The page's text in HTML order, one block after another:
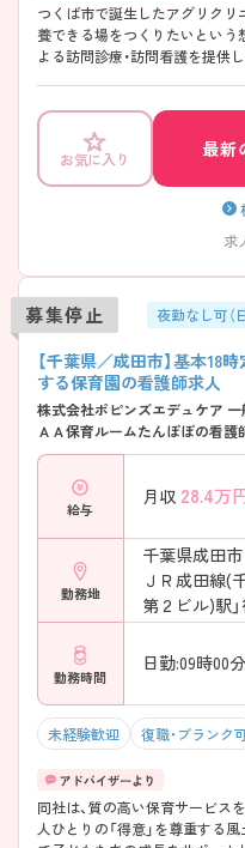
つくば市で誕生したアグリクリ
養できる場をつくりたいという
よる訪問診療・訪問看護を提供
に合った勤務形態が相談可能で
やゆくゆく家庭との両立をお考えの方も安
りますが、得意・不得意や看護
可能です。また病棟や施設、訪
ッフのほとんどが訪問未経験の
め、未経験でも安心して働ける
理解のある方や周りのスタッ
ています。業務が未経験につい
に教えて頂けます。また、一緒
ております。 ご興味ある方には、面接対策ポイントなど、さらに詳細をお
話しいたしますのでお気軽にご
お気に入り 最新
求
募集停止 夜勤なし可（
【千葉県／成田市】基本18
する保育園の看護師求人
株式会社ポピンズエデュケア
ＡＡ保育ルームたんぽぽの看護
給与
月収 28.4万
勤務地
千葉県成田市
ＪＲ成田線(
第２ビル)駅
勤務時間
日勤:09時00
未経験歓迎 復職・ブランク
同社は、質の高い保育サービス
人ひとりの「得意」を尊重する